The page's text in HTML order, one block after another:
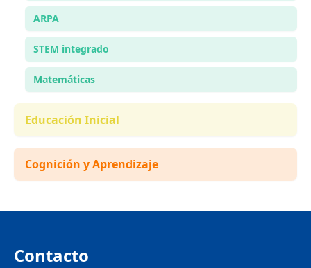
ARPA
STEM integrado
Matemáticas
Educación Inicial
Cognición y Aprendizaje
Contacto